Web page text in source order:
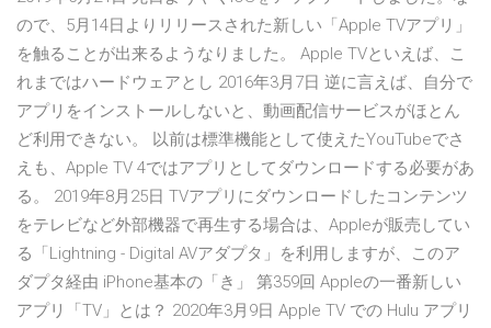
ので、5月14日よりリリースされた新しい「Apple TVアプリ」
を触ることが出来るようなりました。 Apple TVといえば、こ
れまではハードウェアとし 2016年3月7日 逆に言えば、自分で
アプリをインストールしないと、動画配信サービスがほとん
ど利用できない。 以前は標準機能として使えたYouTubeでさ
えも、Apple TV 4ではアプリとしてダウンロードする必要があ
る。 2019年8月25日 TVアプリにダウンロードしたコンテンツ
をテレビなど外部機器で再生する場合は、Appleが販売してい
る「Lightning - Digital AVアダプタ」を利用しますが、このア
ダプタ経由 iPhone基本の「き」 第359回 Appleの一番新しい
アプリ「TV」とは？ 2020年3月9日 Apple TV での Hulu アプリ